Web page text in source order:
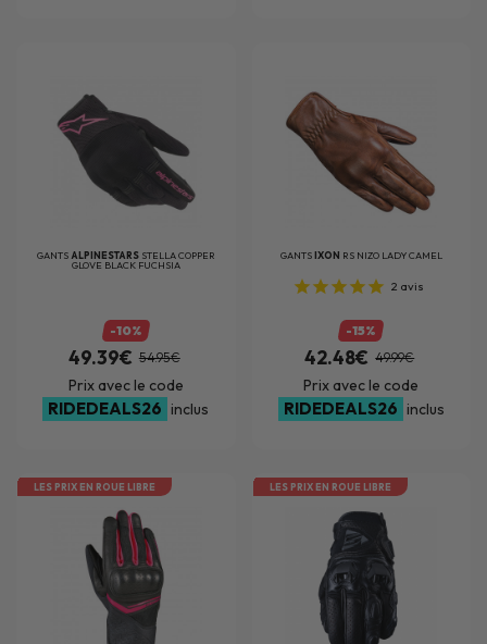
GANTS ALPINESTARS STELLA COPPER
GLOVE BLACK FUCHSIA
-10%
49.39€ 54.95€
Prix avec le code
RIDEDEALS26 inclus
GANTSIXON RS NIZO LADY CAMEL
2 avis
-15%
42.48€ 49.99€
Prix avec le code
RIDEDEALS26 inclus
LES PRIX EN ROUE LIBRE LES PRIX EN ROUE LIBRE